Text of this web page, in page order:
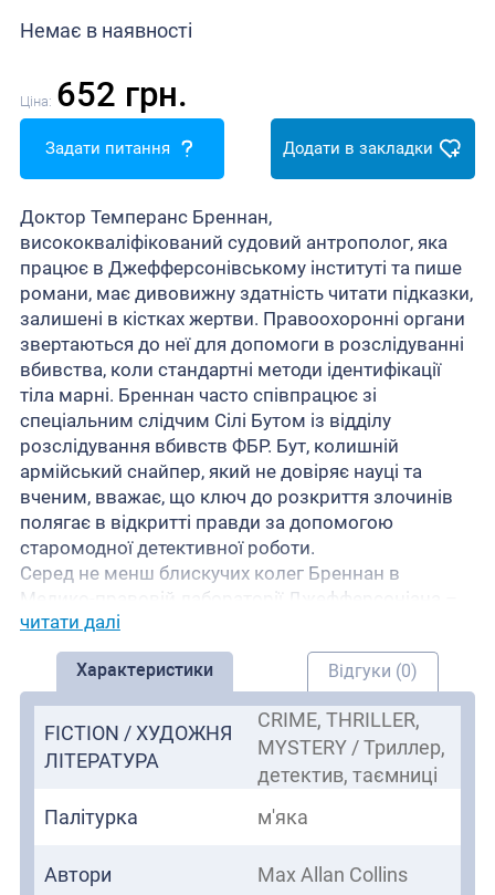
Немає в наявності
Ціна: 652 грн.
Задати питання Додати в закладки
Доктор Темперанс Бреннан,
висококваліфікований судовий антрополог, яка
працює в Джефферсонівському інституті та пише
романи, має дивовижну здатність читати підказки,
залишені в кістках жертви. Правоохоронні органи
звертаються до неї для допомоги в розслідуванні
вбивства, коли стандартні методи ідентифікації
тіла марні. Бреннан часто співпрацює зі
спеціальним слідчим Сілі Бутом із відділу
розслідування вбивств ФБР. Бут, колишній
армійський снайпер, який не довіряє науці та
вченим, вважає, що ключ до розкриття злочинів
полягає в відкритті правди за допомогою
старомодної детективної роботи.
Серед не менш блискучих колег Бреннан в
Медико-правовій лабораторії Джефферсоніана –
земна й непристойна Анджела Монтенегро, яка
створила унікальний спосіб відтворення
оригінального місця злочину на 3-вимірному
комп’ютерному зображенні; Асистент Бреннан, Зак
Едді, молодий вундеркінд, чий геніальний IQ
фактично заважає закінчити будь-який із кількох
докторських ступенів, які він розпочав; «жук»
мінералів, але конспірологія — його хобі; і босс
доктор Деніел Гудмен.
читати далі
Характеристики Відгуки (0)
FICTION / ХУДОЖНЯ
ЛІТЕРАТУРА
CRIME, THRILLER,
MYSTERY / Триллер,
детектив, таємниці
Палітурка
м'яка
Автори Max Allan Collins